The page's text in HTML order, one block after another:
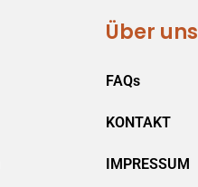
Über uns
FAQs
KONTAKT
IMPRESSUM